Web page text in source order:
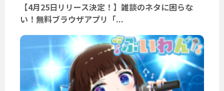
【4月25日リリース決定！】雑談のネタに困らな
い！無料ブラウザアプリ「...